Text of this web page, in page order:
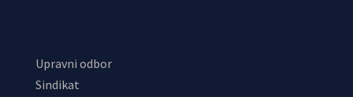
Upravni odbor
Sindikat